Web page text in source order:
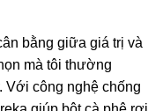
bằng giữa giá trị và
mà tôi thường
Với công nghệ chống